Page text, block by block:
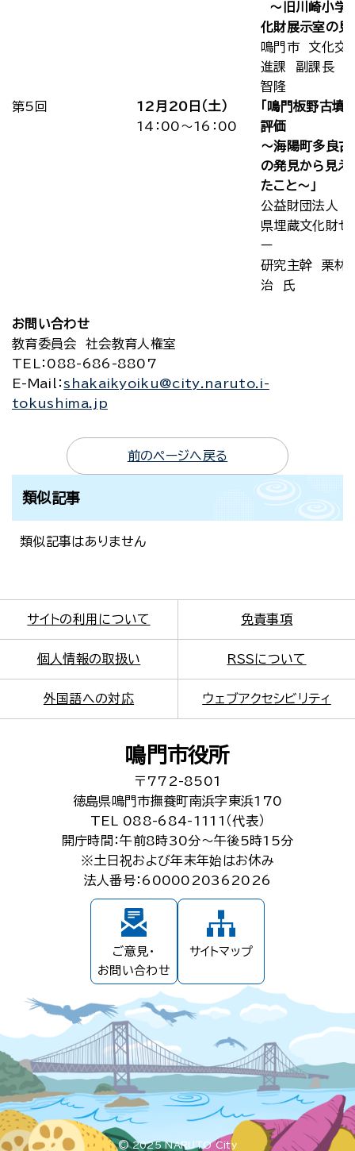
～旧川崎小学
化財展示室の見
鳴門市 文化交
進課 副課長
智隆
第5回
12月20日（土）
14：00～16：00
「鳴門板野古墳
評価
～海陽町多良古
の発見から見え
たこと～」
公益財団法人
県埋蔵文化財セ
ー
研究主幹 栗林
治 氏
お問い合わせ
教育委員会 社会教育人権室
TEL
：088-686-8807
E-Mail
： shakaikyoiku@city.naruto.i-
tokushima.jp
前のページへ戻る
類似記事
類似記事はありません
サイトの利用について 免責事項
個人情報の取扱い RSSについて
外国語への対応 ウェブアクセシビリティ
鳴門市役所
〒772-8501
徳島県鳴門市撫養町南浜字東浜170
TEL 088-684-1111（代表）
開庁時間：午前8時30分～午後5時15分
※土日祝および年末年始はお休み
法人番号：6000020362026
ご意見・
お問い合わせ
サイトマップ
© 2025 NARUTO City